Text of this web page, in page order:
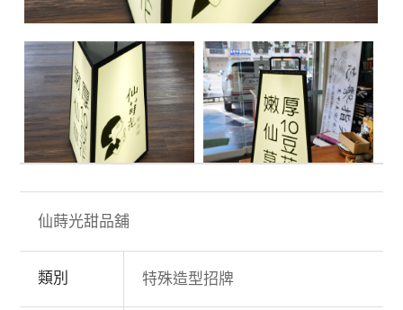
仙蒔光甜品舖
類別 特殊造型招牌